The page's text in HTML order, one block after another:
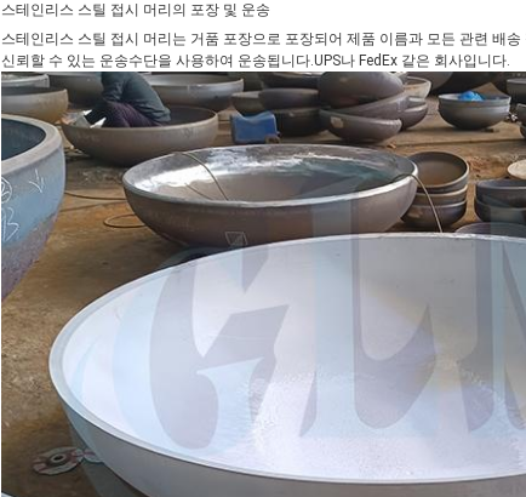
스테인리스 스틸 접시 머리의 포장 및 운송
스테인리스 스틸 접시 머리는 거품 포장으로 포장되어 제품 이름과 모든 관련 배
신뢰할 수 있는 운송수단을 사용하여 운송됩니다.UPS나 FedEx 같은 회사입니다.